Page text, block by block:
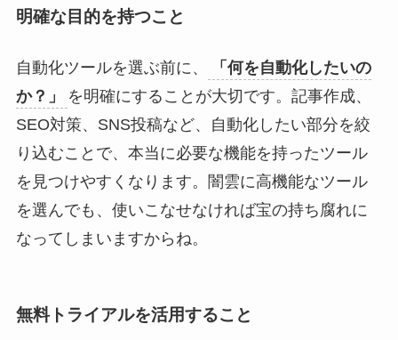
明確な目的を持つこと
自動化ツールを選ぶ前に、
「何を自動化したいの
か？」
を明確にすることが大切です。記事作成、
SEO対策、SNS投稿など、自動化したい部分を絞
り込むことで、本当に必要な機能を持ったツール
を見つけやすくなります。闇雲に高機能なツール
を選んでも、使いこなせなければ宝の持ち腐れに
なってしまいますからね。
無料トライアルを活用すること